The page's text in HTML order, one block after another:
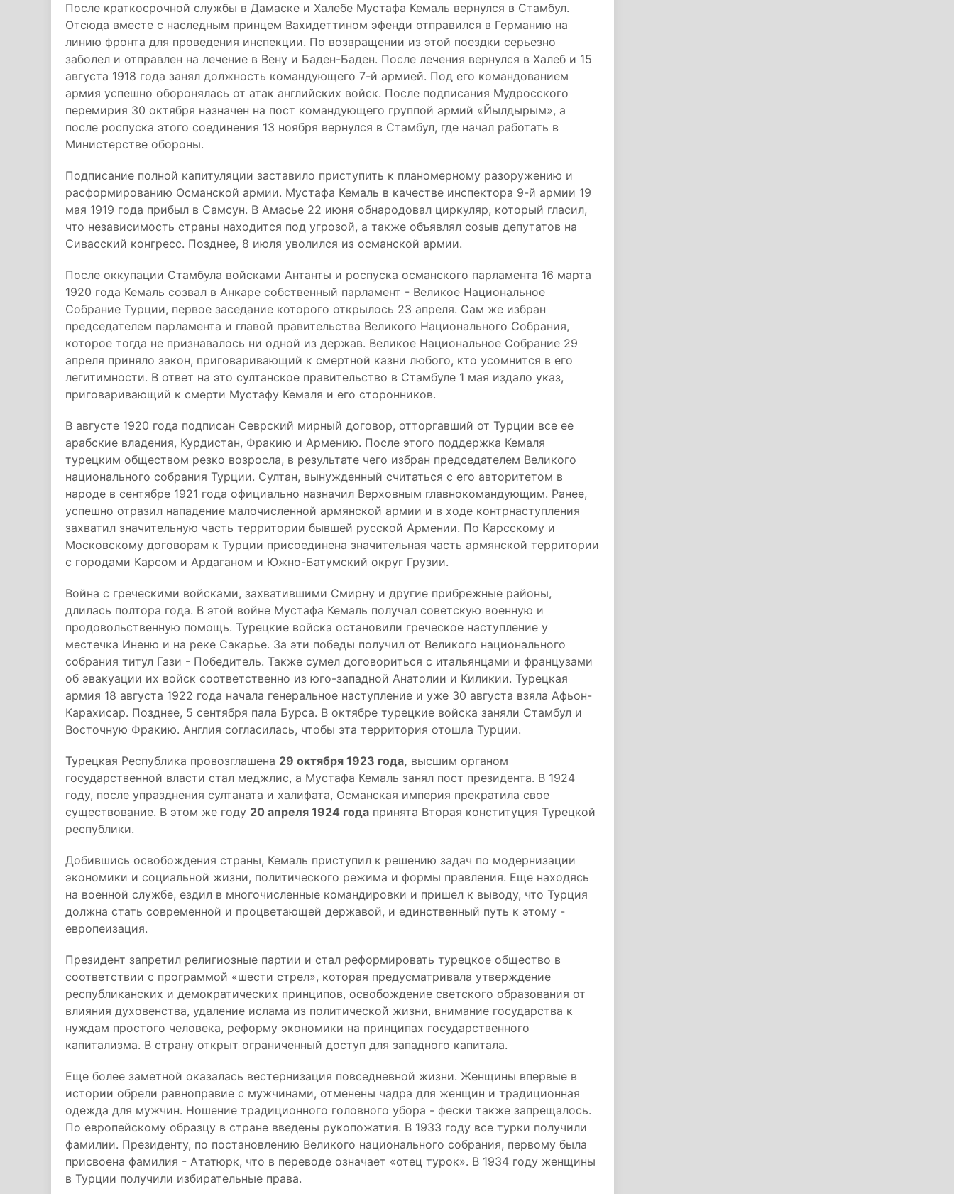
После краткосрочной службы в Дамаске и Халебе Мустафа Кемаль вернулся в Стамбул.
Отсюда вместе с наследным принцем Вахидеттином эфенди отправился в Германию на
линию фронта для проведения инспекции. По возвращении из этой поездки серьезно
заболел и отправлен на лечение в Вену и Баден-Баден. После лечения вернулся в Халеб и 15
августа 1918 года занял должность командующего 7-й армией. Под его командованием
армия успешно оборонялась от атак английских войск. После подписания Мудросского
перемирия 30 октября назначен на пост командующего группой армий «Йылдырым», а
после роспуска этого соединения 13 ноября вернулся в Стамбул, где начал работать в
Министерстве обороны.
Подписание полной капитуляции заставило приступить к планомерному разоружению и
расформированию Османской армии. Мустафа Кемаль в качестве инспектора 9-й армии 19
мая 1919 года прибыл в Самсун. В Амасье 22 июня обнародовал циркуляр, который гласил,
что независимость страны находится под угрозой, а также объявлял созыв депутатов на
Сивасский конгресс. Позднее, 8 июля уволился из османской армии.
После оккупации Стамбула войсками Антанты и роспуска османского парламента 16 марта
1920 года Кемаль созвал в Анкаре собственный парламент - Великое Национальное
Собрание Турции, первое заседание которого открылось 23 апреля. Сам же избран
председателем парламента и главой правительства Великого Национального Собрания,
которое тогда не признавалось ни одной из держав. Великое Национальное Собрание 29
апреля приняло закон, приговаривающий к смертной казни любого, кто усомнится в его
легитимности. В ответ на это султанское правительство в Стамбуле 1 мая издало указ,
приговаривающий к смерти Мустафу Кемаля и его сторонников.
В августе 1920 года подписан Севрский мирный договор, отторгавший от Турции все ее
арабские владения, Курдистан, Фракию и Армению. После этого поддержка Кемаля
турецким обществом резко возросла, в результате чего избран председателем Великого
национального собрания Турции. Султан, вынужденный считаться с его авторитетом в
народе в сентябре 1921 года официально назначил Верховным главнокомандующим. Ранее,
успешно отразил нападение малочисленной армянской армии и в ходе контрнаступления
захватил значительную часть территории бывшей русской Армении. По Карсскому и
Московскому договорам к Турции присоединена значительная часть армянской территории
с городами Карсом и Ардаганом и Южно-Батумский округ Грузии.
Война с греческими войсками, захватившими Смирну и другие прибрежные районы,
длилась полтора года. В этой войне Мустафа Кемаль получал советскую военную и
продовольственную помощь. Турецкие войска остановили греческое наступление у
местечка Иненю и на реке Сакарье. За эти победы получил от Великого национального
собрания титул Гази - Победитель. Также сумел договориться с итальянцами и французами
об эвакуации их войск соответственно из юго-западной Анатолии и Киликии. Турецкая
армия 18 августа 1922 года начала генеральное наступление и уже 30 августа взяла Афьон-
Карахисар. Позднее, 5 сентября пала Бурса. В октябре турецкие войска заняли Стамбул и
Восточную Фракию. Англия согласилась, чтобы эта территория отошла Турции.
Турецкая Республика провозглашена 29 октября 1923 года, высшим органом
государственной власти стал меджлис, а Мустафа Кемаль занял пост президента. В 1924
году, после упразднения султаната и халифата, Османская империя прекратила свое
существование. В этом же году 20 апреля 1924 года принята Вторая конституция Турецкой
республики.
Добившись освобождения страны, Кемаль приступил к решению задач по модернизации
экономики и социальной жизни, политического режима и формы правления. Еще находясь
на военной службе, ездил в многочисленные командировки и пришел к выводу, что Турция
должна стать современной и процветающей державой, и единственный путь к этому -
европеизация.
Президент запретил религиозные партии и стал реформировать турецкое общество в
соответствии с программой «шести стрел», которая предусматривала утверждение
республиканских и демократических принципов, освобождение светского образования от
влияния духовенства, удаление ислама из политической жизни, внимание государства к
нуждам простого человека, реформу экономики на принципах государственного
капитализма. В страну открыт ограниченный доступ для западного капитала.
Еще более заметной оказалась вестернизация повседневной жизни. Женщины впервые в
истории обрели равноправие с мужчинами, отменены чадра для женщин и традиционная
одежда для мужчин. Ношение традиционного головного убора - фески также запрещалось.
По европейскому образцу в стране введены рукопожатия. В 1933 году все турки получили
фамилии. Президенту, по постановлению Великого национального собрания, первому была
присвоена фамилия - Ататюрк, что в переводе означает «отец турок». В 1934 году женщины
в Турции получили избирательные права.